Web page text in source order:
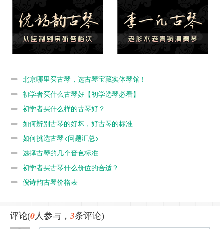
北京哪里买古琴，选古琴宝藏实体琴馆！
初学者买什么古琴好【初学选琴必看】
初学者买什么样的古琴好？
如何辨别古琴的好坏，好古琴的标准
如何挑选古琴<问题汇总>
选择古琴的几个音色标准
初学者买古琴什么价位的合适？
倪诗韵古琴价格表
评论(0人参与，3条评论)